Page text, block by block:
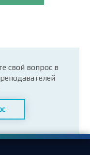
свой вопрос в